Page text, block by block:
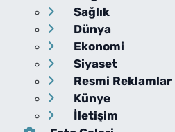
Sağlık
Dünya
Ekonomi
Siyaset
Resmi Reklamlar
Künye
İletişim